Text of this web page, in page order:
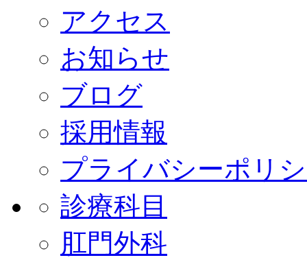
アクセス
お知らせ
ブログ
採用情報
プライバシーポリ
診療科目
肛門外科